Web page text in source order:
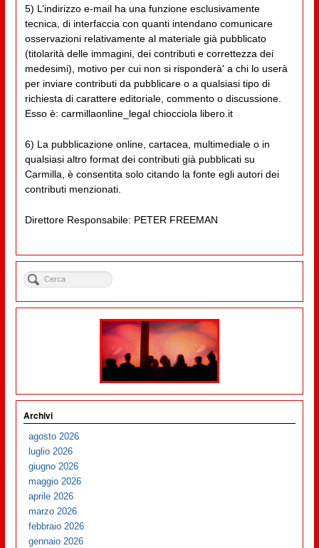
5) L’indirizzo e-mail ha una funzione esclusivamente
tecnica, di interfaccia con quanti intendano comunicare
osservazioni relativamente al materiale già pubblicato
(titolarità delle immagini, dei contributi e correttezza dei
medesimi), motivo per cui non si risponderà' a chi lo userà
per inviare contributi da pubblicare o a qualsiasi tipo di
richiesta di carattere editoriale, commento o discussione.
Esso è: carmillaonline_legal chiocciola libero.it
6) La pubblicazione online, cartacea, multimediale o in
qualsiasi altro format dei contributi già pubblicati su
Carmilla, è consentita solo citando la fonte egli autori dei
contributi menzionati.
Direttore Responsabile: PETER FREEMAN
Archivi
agosto 2026
luglio 2026
giugno 2026
maggio 2026
aprile 2026
marzo 2026
febbraio 2026
gennaio 2026